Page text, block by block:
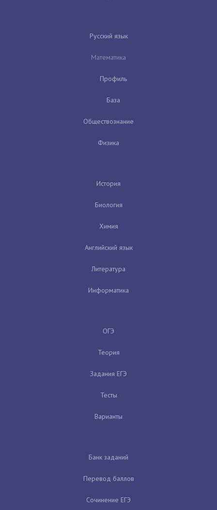
Русский язык
Математика
Профиль
База
Обществознание
Физика
История
Биология
Химия
Английский язык
Литература
Информатика
ОГЭ
Теория
Задания ЕГЭ
Тесты
Варианты
Банк заданий
Перевод баллов
Сочинение ЕГЭ